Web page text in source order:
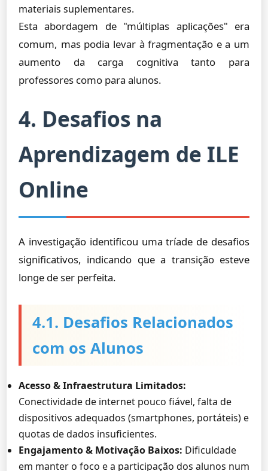
materiais suplementares.
Esta abordagem de "múltiplas aplicações" era
comum, mas podia levar à fragmentação e a um
aumento da carga cognitiva tanto para
professores como para alunos.
4. Desafios na
Aprendizagem de ILE
Online
A investigação identificou uma tríade de desafios
significativos, indicando que a transição esteve
longe de ser perfeita.
4.1. Desafios Relacionados
com os Alunos
Acesso & Infraestrutura Limitados:
Conectividade de internet pouco fiável, falta de
dispositivos adequados (smartphones, portáteis) e
quotas de dados insuficientes.
Engajamento & Motivação Baixos: Dificuldade
em manter o foco e a participação dos alunos num